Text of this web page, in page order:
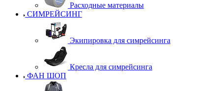
Расходные материалы
СИМРЕЙСИНГ
Экипировка для симрейсинга
Кресла для симрейсинга
ФАН ШОП